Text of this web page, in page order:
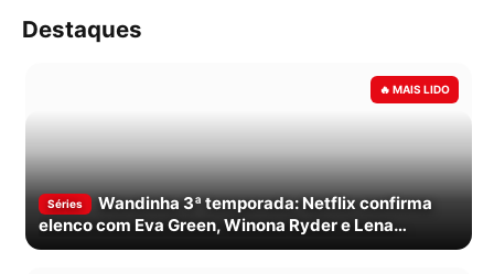
Destaques
Séries
Wandinha 3ª temporada: Netflix confirma
elenco com Eva Green, Winona Ryder e Lena
Headey